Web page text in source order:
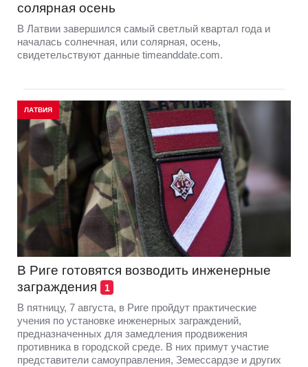
солярная осень
В Латвии завершился самый светлый квартал года и
началась солнечная, или солярная, осень,
свидетельствуют данные timeanddate.com.
ЛАТВИЯ
В Риге готовятся возводить инженерные
заграждения
1
В пятницу, 7 августа, в Риге пройдут практические
учения по установке инженерных заграждений,
предназначенных для замедления продвижения
противника в городской среде. В них примут участие
представители самоуправления, Земессардзе и других